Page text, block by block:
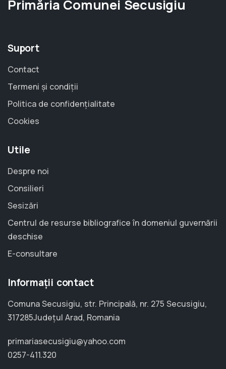
Primăria Comunei Secusigiu
Suport
Contact
Termeni și condiții
Politica de confidențialitate
Cookies
Utile
Despre noi
Consilieri
Sesizări
Centrul de resurse bibliografice în domeniul guvernării
deschise
E-consultare
Informații contact
Comuna Secusigiu, str. Principală, nr. 275 Secusigiu,
317285Județul Arad, Romania
primariasecusigiu@yahoo.com
0257-411.320